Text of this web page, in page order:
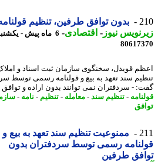
بدون توافق طرفین، تنظیم قولنامه
نیوز-اقتصادی-6 ماه پیش - یکشنبه 5 بهمن 1404، 16:02
قویدل، سخنگوی سازمان ثبت اسناد و املاک
سند تعهد به بیع و قولنامه رسمی توسط
- سردفتران نمی توانند بدون اراده و توافق ...
-تنظیم سند -معامله-تنظیم-نامه -سازمان
ممنوعیت تنظیم سند تعهد به بیع و
رسمی توسط سردفتران بدون
طرفین